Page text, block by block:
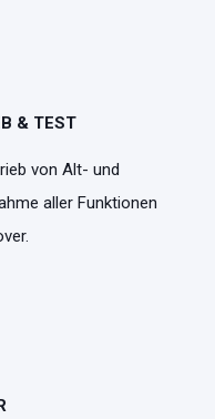
& TEST
von Alt- und
aller Funktionen